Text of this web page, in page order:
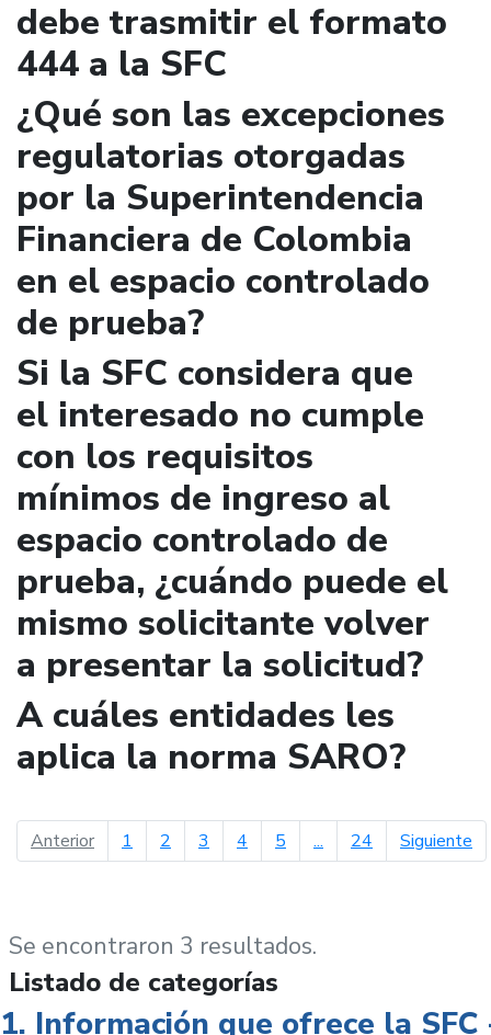
debe trasmitir el formato
444 a la SFC
¿Qué son las excepciones
regulatorias otorgadas
por la Superintendencia
Financiera de Colombia
en el espacio controlado
de prueba?
Si la SFC considera que
el interesado no cumple
con los requisitos
mínimos de ingreso al
espacio controlado de
prueba, ¿cuándo puede el
mismo solicitante volver
a presentar la solicitud?
A cuáles entidades les
aplica la norma SARO?
Anteriorpágina anterior
1 2 3 4 5 ... 24 Siguiente
Se encontraron 3 resultados.
Listado de categorías
1. Información que ofrece la SFC